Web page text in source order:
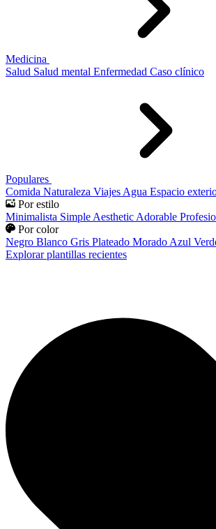
Medicina
Salud Salud mental Enfermedad Caso clínico
Populares
Comida Naturaleza Viajes Agua Espacio
Por estilo
Minimalista Simple Aesthetic Adorable
Por color
Negro Blanco Gris Plateado Morado Azul
Explorar plantillas recientes